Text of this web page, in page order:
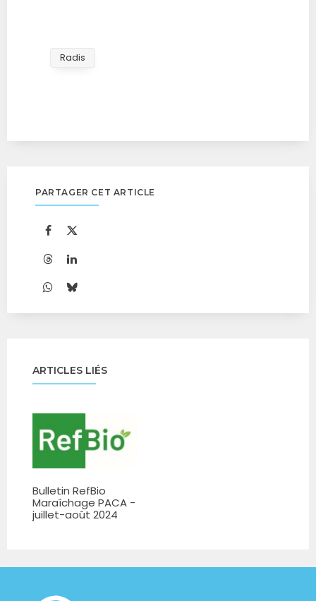
Radis
PARTAGER CET ARTICLE
ARTICLES LIÉS
Bulletin RefBio
Maraîchage PACA -
juillet-août 2024